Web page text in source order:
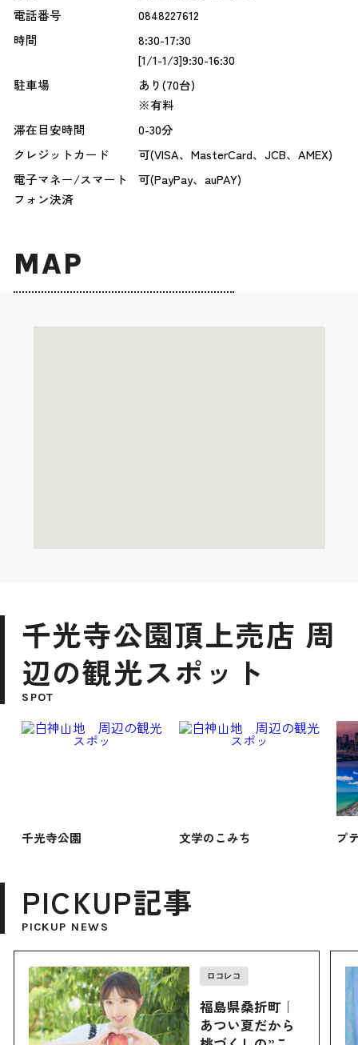
電話番号
0848227612
時間
8:30-17:30
[1/1-1/3]9:30-16:30
駐車場
あり(70台)
※有料
滞在目安時間
0-30分
クレジットカード
可(VISA、MasterCard、JCB、AMEX)
電子マネー/スマート
フォン決済
可(PayPay、auPAY)
MAP
千光寺公園頂上売店 周
辺の観光スポット
SPOT
千光寺公園 文学のこみち プ
PICKUP記事
PICKUP NEWS
ロコレコ
福島県桑折町｜
あつい夏だから